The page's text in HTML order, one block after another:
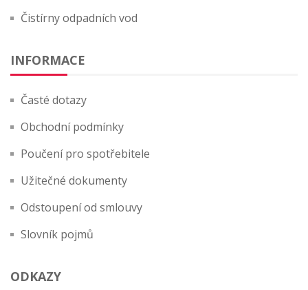
Čistírny odpadních vod
INFORMACE
Časté dotazy
Obchodní podmínky
Poučení pro spotřebitele
Užitečné dokumenty
Odstoupení od smlouvy
Slovník pojmů
ODKAZY